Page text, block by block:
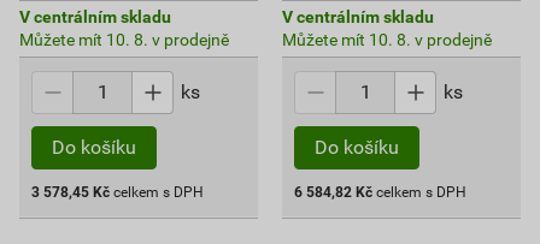
V centrálním skladu
Můžete mít 10. 8. v prodejně
ks
Do košíku
3 578,45 Kč celkem s DPH
V centrálním skladu
Můžete mít 10. 8. v prodejně
ks
Do košíku
6 584,82 Kč celkem s DPH